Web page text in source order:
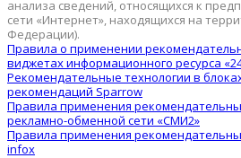
анализа сведений, относящихся к
сети «Интернет», находящихся на
Федерации).
Правила о применении
виджетах информационного ресурса
Рекомендательные технологии в
рекомендаций Sparrow
Правила применения
рекламно-обменной сети «СМИ2»
Правила применения
infox